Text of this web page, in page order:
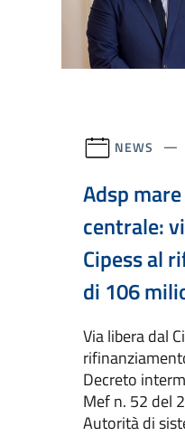
NEWS
Adsp
centrale:
Cipess al
di 106
Via libera dal
Decreto
Mef n. 52 del
Autorità di